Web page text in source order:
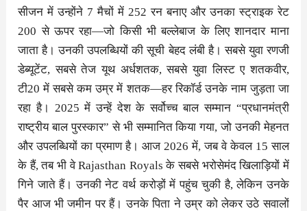
सीजन में उन्होंने 7 मैचों में 252 रन बनाए और उनका स्ट्राइक रेट
200 से ऊपर रहा—जो किसी भी बल्लेबाज के लिए शानदार माना
जाता है। उनकी उपलब्धियों की सूची बेहद लंबी है। सबसे युवा रणजी
डेब्यूटेंट, सबसे तेज यूथ अर्धशतक, सबसे युवा लिस्ट ए शतकवीर,
टी20 में सबसे कम उम्र में शतक—हर रिकॉर्ड उनके नाम जुड़ता जा
रहा है। 2025 में उन्हें देश के सर्वोच्च बाल सम्मान “प्रधानमंत्री
राष्ट्रीय बाल पुरस्कार” से भी सम्मानित किया गया, जो उनकी मेहनत
और उपलब्धियों का प्रमाण है। आज 2026 में, जब वे केवल 15 साल
के हैं, तब भी वे Rajasthan Royals के सबसे भरोसेमंद खिलाड़ियों में
गिने जाते हैं। उनकी नेट वर्थ करोड़ों में पहुंच चुकी है, लेकिन उनके
पैर आज भी जमीन पर हैं। उनके पिता ने उम्र को लेकर उठे सवालों